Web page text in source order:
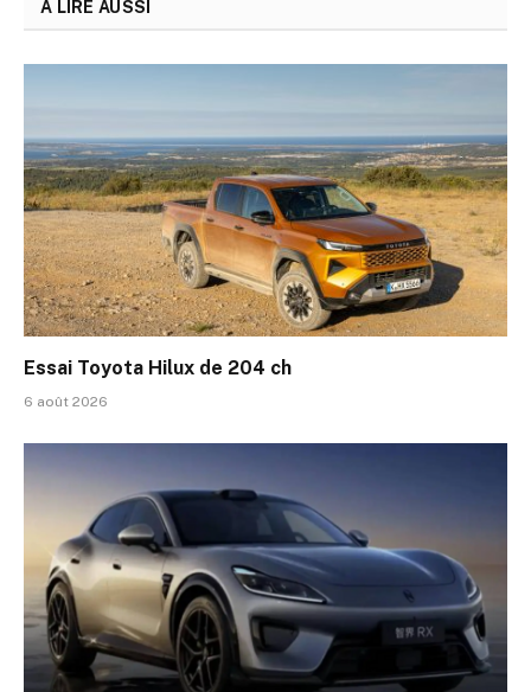
A LIRE AUSSI
Essai Toyota Hilux de 204 ch
6 août 2026